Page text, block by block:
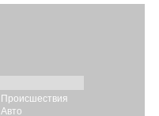
Происшествия
Авто